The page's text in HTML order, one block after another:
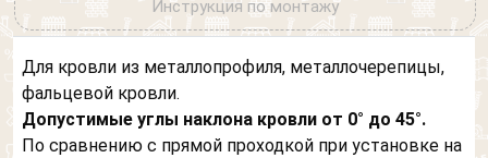
Инструкция по монтажу
Для кровли из металлопрофиля, металлочерепицы,
фальцевой кровли.
Допустимые углы наклона кровли от 0° до 45°.
По сравнению с прямой проходкой при установке на